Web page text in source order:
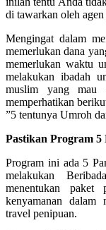
di tawarkan oleh agen
Mengingat dalam
memerlukan dana
memerlukan waktu
melakukan ibadah
muslim yang mau
memperhatikan
”5 tentunya Umroh
Pastikan Program 5
Program ini ada 5
melakukan
menentukan paket
kenyamanan dalam
travel penipuan.